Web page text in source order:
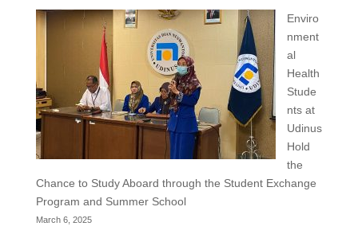
Enviro
nment
al
Health
Stude
nts at
Udinus
Hold
the
Chance to Study Aboard through the Student Exchange
Program and Summer School
March 6, 2025